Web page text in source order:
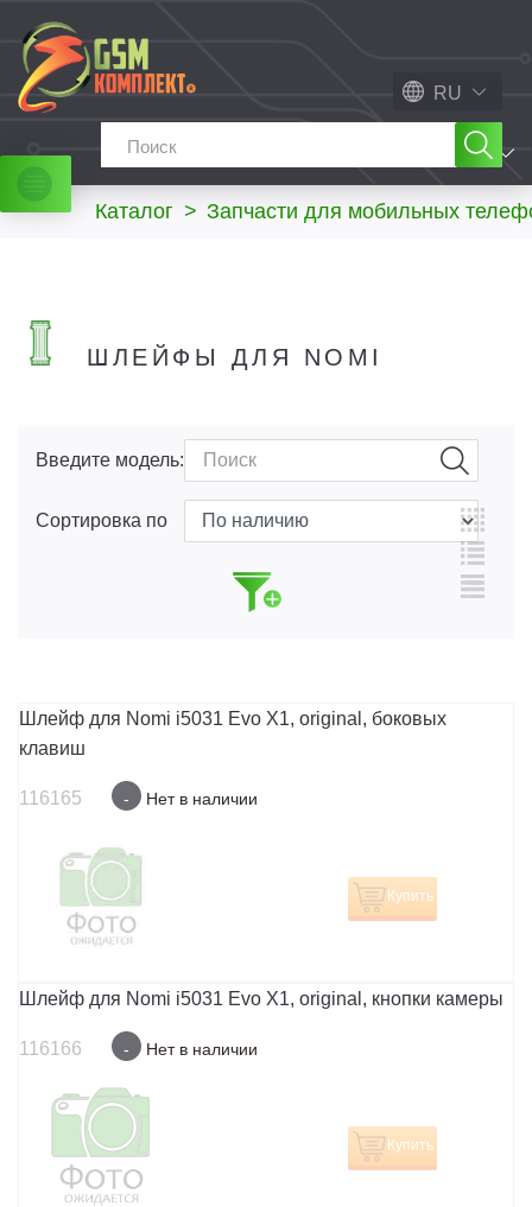
RU
МЕНЮ
Каталог > Запчасти для мобильных
ШЛЕЙФЫ ДЛЯ NOMI
Введите модель:
Сортировка по
Шлейф для Nomi i5031 Evo X1, original, боковых
клавиш
116165 - Нет в наличии
Купить
Шлейф для Nomi i5031 Evo X1, original, кнопки камеры
116166 - Нет в наличии
Купить